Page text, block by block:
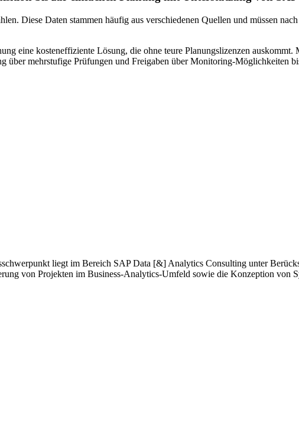
Diese Daten stammen häufig aus verschiedenen Quellen und müssen
eine kosteneffiziente Lösung, die ohne teure Planungslizenzen
über mehrstufige Prüfungen und Freigaben über Monitoring-Möglichkeiten
liegt im Bereich SAP Data [&] Analytics Consulting unter
von Projekten im Business-Analytics-Umfeld sowie die Konzeption von